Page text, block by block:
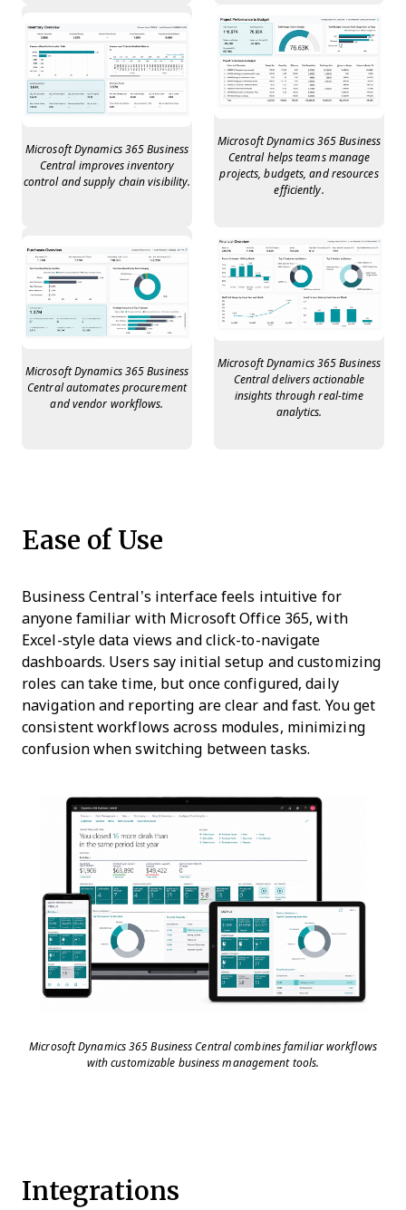
Microsoft Dynamics 365 Business
Central improves inventory
control and supply chain visibility.
Microsoft Dynamics 365 Business
Central helps teams manage
projects, budgets, and resources
efficiently.
Microsoft Dynamics 365 Business
Central automates procurement
and vendor workflows.
Microsoft Dynamics 365 Business
Central delivers actionable
insights through real-time
analytics.
Ease of Use
Business Central’s interface feels intuitive for
anyone familiar with Microsoft Office 365, with
Excel-style data views and click-to-navigate
dashboards. Users say initial setup and customizing
roles can take time, but once configured, daily
navigation and reporting are clear and fast. You get
consistent workflows across modules, minimizing
confusion when switching between tasks.
Microsoft Dynamics 365 Business Central combines familiar workflows
with customizable business management tools.
Integrations